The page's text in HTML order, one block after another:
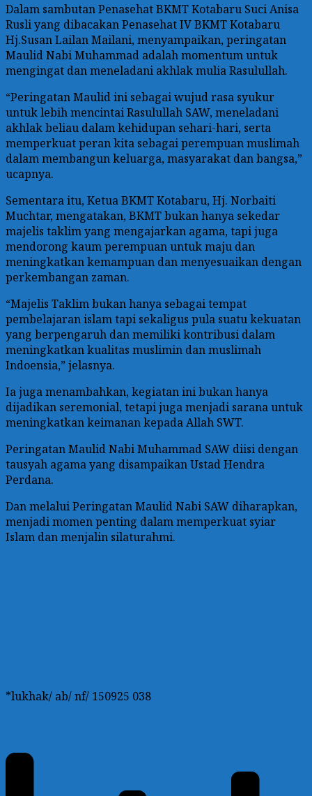
Dalam sambutan Penasehat BKMT Kotabaru Suci Anisa
Rusli yang dibacakan Penasehat IV BKMT Kotabaru
Hj.Susan Lailan Mailani, menyampaikan, peringatan
Maulid Nabi Muhammad adalah momentum untuk
mengingat dan meneladani akhlak mulia Rasulullah.
“Peringatan Maulid ini sebagai wujud rasa syukur
untuk lebih mencintai Rasulullah SAW, meneladani
akhlak beliau dalam kehidupan sehari-hari, serta
memperkuat peran kita sebagai perempuan muslimah
dalam membangun keluarga, masyarakat dan bangsa,”
ucapnya.
Sementara itu, Ketua BKMT Kotabaru, Hj. Norbaiti
Muchtar, mengatakan, BKMT bukan hanya sekedar
majelis taklim yang mengajarkan agama, tapi juga
mendorong kaum perempuan untuk maju dan
meningkatkan kemampuan dan menyesuaikan dengan
perkembangan zaman.
“Majelis Taklim bukan hanya sebagai tempat
pembelajaran islam tapi sekaligus pula suatu kekuatan
yang berpengaruh dan memiliki kontribusi dalam
meningkatkan kualitas muslimin dan muslimah
Indoensia,” jelasnya.
Ia juga menambahkan, kegiatan ini bukan hanya
dijadikan seremonial, tetapi juga menjadi sarana untuk
meningkatkan keimanan kepada Allah SWT.
Peringatan Maulid Nabi Muhammad SAW diisi dengan
tausyah agama yang disampaikan Ustad Hendra
Perdana.
Dan melalui Peringatan Maulid Nabi SAW diharapkan,
menjadi momen penting dalam memperkuat syiar
Islam dan menjalin silaturahmi.
*lukhak/ ab/ nf/ 150925 038